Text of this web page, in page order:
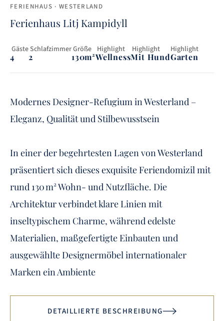
FERIENHAUS · WESTERLAND
Ferienhaus Litj Kampidyll
4
Gäste
2
Schlafzimmer
130m²
Größe
Wellness
Highlight
Mit Hund
Highlight
Garten
Highlight
Modernes Designer-Refugium in Westerland –
Eleganz, Qualität und Stilbewusstsein
In einer der begehrtesten Lagen von Westerland
präsentiert sich dieses exquisite Feriendomizil mit
rund 130 m² Wohn- und Nutzfläche. Die
Architektur verbindet klare Linien mit
inseltypischem Charme, während edelste
Materialien, maßgefertigte Einbauten und
ausgewählte Designermöbel internationaler
Marken ein Ambiente
DETAILLIERTE BESCHREIBUNG